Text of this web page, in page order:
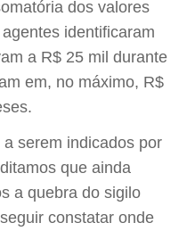
dos valores
identificaram
a R$ 25 mil durante
em, no máximo, R$
serem indicados por
que ainda
a quebra do sigilo
constatar onde